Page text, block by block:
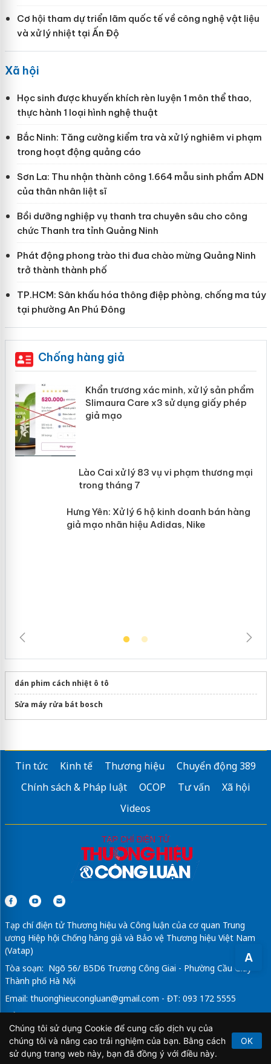
A
Cơ hội tham dự triển lãm quốc tế về công nghệ vật liệu
và xử lý nhiệt tại Ấn Độ
Xã hội
Học sinh được khuyến khích rèn luyện 1 môn thể thao,
thực hành 1 loại hình nghệ thuật
Bắc Ninh: Tăng cường kiểm tra và xử lý nghiêm vi phạm
trong hoạt động quảng cáo
Sơn La: Thu nhận thành công 1.664 mẫu sinh phẩm ADN
của thân nhân liệt sĩ
Bồi dưỡng nghiệp vụ thanh tra chuyên sâu cho công
chức Thanh tra tỉnh Quảng Ninh
Phát động phong trào thi đua chào mừng Quảng Ninh
trở thành thành phố
TP.HCM: Sân khấu hóa thông điệp phòng, chống ma túy
tại phường An Phú Đông
Chống hàng giả
Khẩn trương xác minh, xử lý sản phẩm
Slimaura Care x3 sử dụng giấy phép
giả mạo
Lào Cai xử lý 83 vụ vi phạm thương
mại trong tháng 7
dán phim cách nhiệt ô tô
Sửa máy rửa bát bosch
Tin tức Kinh tế Thương hiệu
Chuyển động 389
Chính sách & Pháp luật
OCOP Tư vấn
Xã hội
Videos
Tạp chí điện tử Thương hiệu và Công luận của cơ quan Trung
ương Hiệp hội Chống hàng giả và Bảo vệ Thương hiệu Việt Nam
(Vatap)
Tòa soạn: Ngõ 56/ B5D6 Trương Công Giai - Phường Cầu Giấy -
Thành phố Hà Nội
Email: thuonghieucongluan@gmail.com - ĐT: 093 172 5555
Tổng Biên Tập: Vũ Đức Thuận
Giấy phép hoạt động báo chí điện tử số 64/GP-BTTTT do Bộ
Thông tin và Truyền thông cấp ngày 21/2/2020.
Chúng tôi sử dụng Cookie để cung cấp dịch vụ của
chúng tôi và nâng cao trải nghiệm của bạn. Bằng cách
sử dụng trang web này, bạn đã đồng ý với điều này.
OK